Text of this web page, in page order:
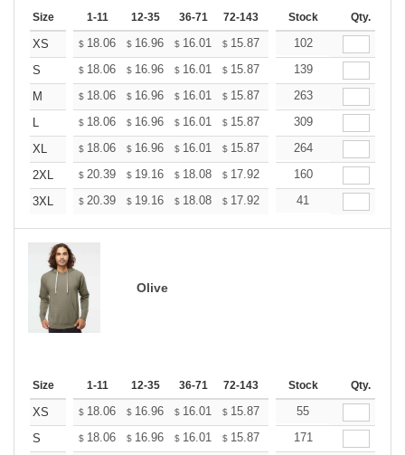
Size 1-11 12-35 36-71 72-143 144-287 288 + More
Stock Qty.
XS $ 18.06 $ 16.96 $ 16.01 $ 15.87 15.60
102
S
$ 18.06 $ 16.96 $ 16.01 $ 15.87 15.60
139
M
$ 18.06 $ 16.96 $ 16.01 $ 15.87 15.60
263
L
$ 18.06 $ 16.96 $ 16.01 $ 15.87 15.60
309
XL
$ 18.06 $ 16.96 $ 16.01 $ 15.87 15.60
264
2XL
$ 20.39 $ 19.16 $ 18.08 $ 17.92 17.61
160
3XL
$ 20.39 $ 19.16 $ 18.08 $ 17.92 17.61
41
Olive
Size 1-11 12-35 36-71 72-143 144-287 288 + More
Stock Qty.
XS $ 18.06 $ 16.96 $ 16.01 $ 15.87 15.60
55
S
$ 18.06 $ 16.96 $ 16.01 $ 15.87 15.60
171